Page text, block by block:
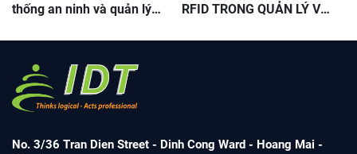
thống an ninh và quản lý
RFID TRONG QUẢN LÝ VÀ
No. 3/36 Tran Dien Street - Dinh Cong Ward - Hoang Mai -